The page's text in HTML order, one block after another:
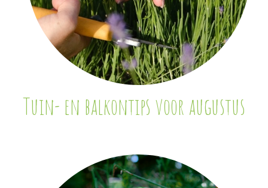
Tuin- en balkontips voor augustus